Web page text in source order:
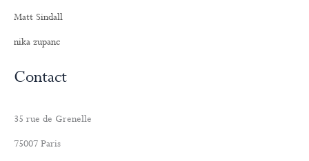
Matt Sindall
nika zupanc
Contact
35 rue de Grenelle
75007 Paris